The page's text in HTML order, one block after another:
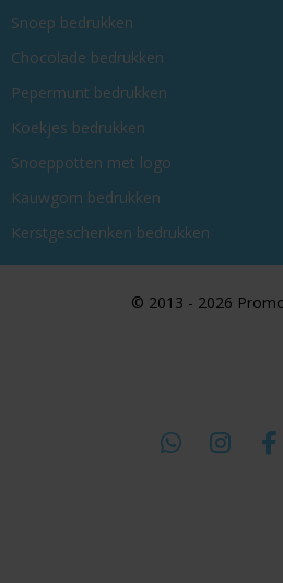
Snoep bedrukken
Chocolade bedrukken
Pepermunt bedrukken
Koekjes bedrukken
Snoeppotten met logo
Kauwgom bedrukken
Kerstgeschenken bedrukken
© 2013 - 2026